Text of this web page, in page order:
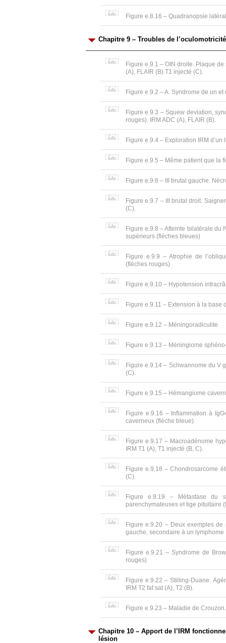
Figure e.8.16 – Quadranopsie
Chapitre 9 – Troubles de l’oculomotricité
Figure e.9.1 – OIN droite. Plaque
(A), FLAIR (B) T1 injecté (C).
Figure e.9.2 – A. Syndrome de un
Figure e.9.3 – Squew deviation,
rouges). IRM ADC (A), FLAIR (B).
Figure e.9.4 – Exploration IRM d’un
Figure e.9.5 – Même patient que la
Figure e.9.6 – III brutal gauche.
Figure e.9.7 – III brutal droit.
(C).
Figure e.9.8 – Atteinte bilatérale du
supérieurs (flèches bleues)
Figure e.9.9 – Atrophie de
(flèches rouges)
Figure e.9.10 – Hypotension
Figure e.9.11 – Extension à la base
Figure e.9.12 – Méningoradiculite
Figure e.9.13 – Méningiome
Figure e.9.14 – Schwannome du V
(C).
Figure e.9.15 – Hémangiome
Figure e.9.16 – Inflammation à
caverneux (flèche bleue)
Figure e.9.17 – Macroadénome
IRM T1 (A), T1 injecté (B, C).
Figure e.9.18 – Chondrosarcome
(C).
Figure e.9.19 – Métastase du
parenchymateuses et tige pituitaire
Figure e.9.20 – Deux exemples de
gauche, secondaire à un lymphome
Figure e.9.21 – Syndrome de
rouges)
Figure e.9.22 – Stilling-Duane.
IRM T2 fat sat (A), T2 (B).
Figure e.9.23 – Maladie de
Chapitre 10 – Apport de l’IRM
lésion